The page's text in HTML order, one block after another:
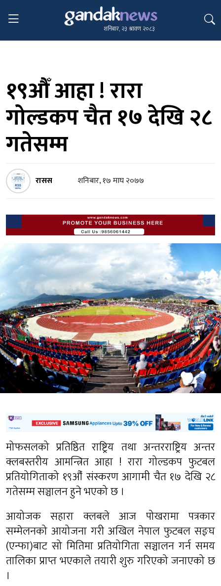
शनिबार, २३ श्रावण २०८३
१९औँ आहा ! रारा
गोल्डकप चैत १७ देखि २८
गतेसम्म
रासस शनिबार, १७ माघ २०७७
मोफसलको प्रतिष्ठित राष्ट्रिय तथा अन्तरराष्ट्रिय अन्तर
क्लबस्तरीय आमन्त्रित आहा ! रारा गोल्डकप फुटबल
प्रतियोगिताको १९औँ संस्करण आगामी चैत १७ देखि २८
गतेसम्म सञ्चालन हुने भएको छ ।
आयोजक सहारा क्लबले आज पोखरामा पत्रकार
सम्मेलनको आयोजना गरी अखिल नेपाल फुटबल सङ्घ
(एन्फा)बाट सो मितिमा प्रतियोगिता सञ्चालन गर्न समय
तालिका प्राप्त भएकाले तयारी शुरु गरिएको जनाएको छ
।